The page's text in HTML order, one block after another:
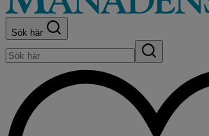
Sök här